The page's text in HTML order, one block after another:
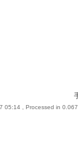
05:14 , Processed in